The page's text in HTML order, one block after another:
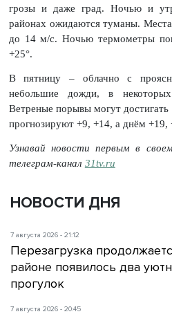
грозы и даже град. Ночью и
районах ожидаются туманы.
до 14 м/с. Ночью термометры
+25°.
В пятницу – облачно с
небольшие дожди, в
Ветреные порывы могут
прогнозируют +9, +14, а днём +19,
Узнавай новости первым в
телеграм-канал 31tv.ru
НОВОСТИ ДНЯ
7 августа 2026 - 21:12
Перезагрузка
районе появилось два
прогулок
7 августа 2026 - 20:45